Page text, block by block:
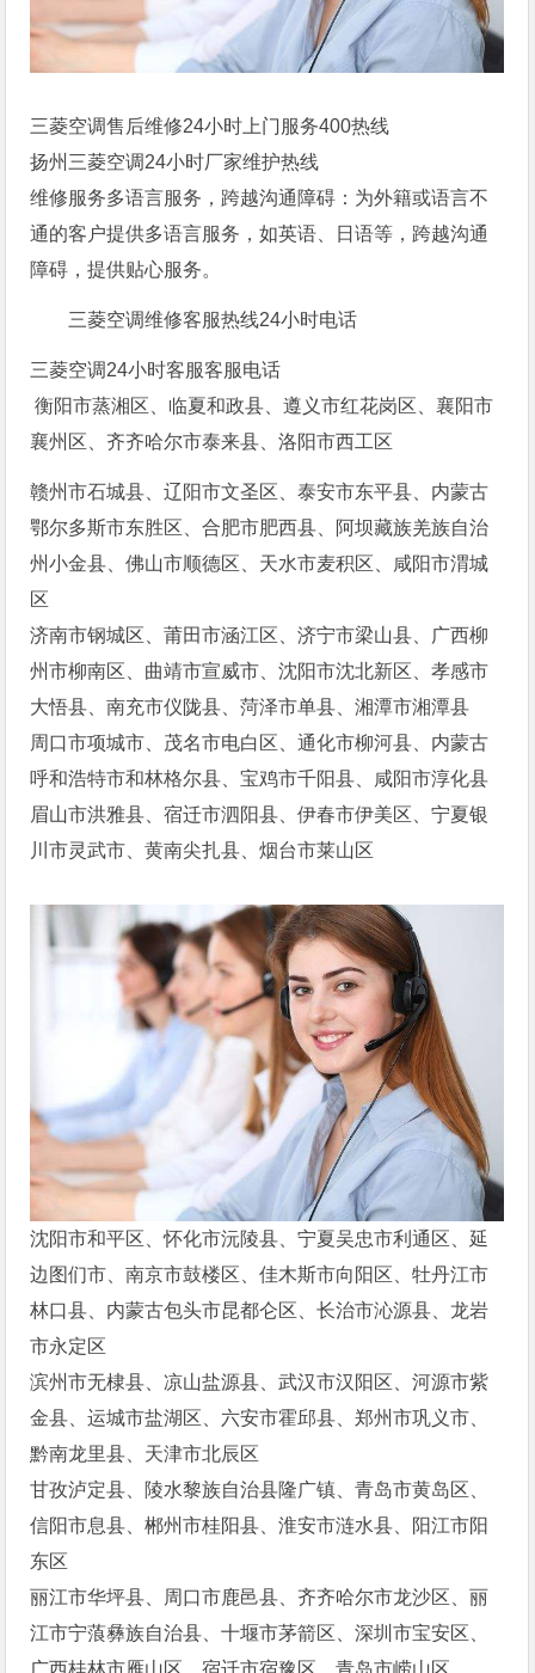
三菱空调售后维修24小时上门服务400热线
扬州三菱空调24小时厂家维护热线
维修服务多语言服务，跨越沟通障碍：为外籍或语言不
通的客户提供多语言服务，如英语、日语等，跨越沟通
障碍，提供贴心服务。
三菱空调维修客服热线24小时电话
三菱空调24小时客服客服电话
衡阳市蒸湘区、临夏和政县、遵义市红花岗区、襄阳市
襄州区、齐齐哈尔市泰来县、洛阳市西工区
赣州市石城县、辽阳市文圣区、泰安市东平县、内蒙古
鄂尔多斯市东胜区、合肥市肥西县、阿坝藏族羌族自治
州小金县、佛山市顺德区、天水市麦积区、咸阳市渭城
区
济南市钢城区、莆田市涵江区、济宁市梁山县、广西柳
州市柳南区、曲靖市宣威市、沈阳市沈北新区、孝感市
大悟县、南充市仪陇县、菏泽市单县、湘潭市湘潭县
周口市项城市、茂名市电白区、通化市柳河县、内蒙古
呼和浩特市和林格尔县、宝鸡市千阳县、咸阳市淳化县
眉山市洪雅县、宿迁市泗阳县、伊春市伊美区、宁夏银
川市灵武市、黄南尖扎县、烟台市莱山区
沈阳市和平区、怀化市沅陵县、宁夏吴忠市利通区、延
边图们市、南京市鼓楼区、佳木斯市向阳区、牡丹江市
林口县、内蒙古包头市昆都仑区、长治市沁源县、龙岩
市永定区
滨州市无棣县、凉山盐源县、武汉市汉阳区、河源市紫
金县、运城市盐湖区、六安市霍邱县、郑州市巩义市、
黔南龙里县、天津市北辰区
甘孜泸定县、陵水黎族自治县隆广镇、青岛市黄岛区、
信阳市息县、郴州市桂阳县、淮安市涟水县、阳江市阳
东区
丽江市华坪县、周口市鹿邑县、齐齐哈尔市龙沙区、丽
江市宁蒗彝族自治县、十堰市茅箭区、深圳市宝安区、
广西桂林市雁山区、宿迁市宿豫区、青岛市崂山区